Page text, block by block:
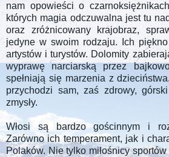
nam opowieści o
których magia odczuwalna jest tu
oraz zróżnicowany krajobraz,
jedyne w swoim rodzaju. Ich
artystów i turystów. Dolomity
wyprawę narciarską przez
spełniają się marzenia z
przychodzi sam, zaś zdrowy,
zmysły.
Włosi są bardzo gościnnym i
Zarówno ich temperament, jak i
Polaków. Nie tylko miłośnicy